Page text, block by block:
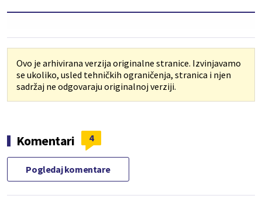
Ovo je arhivirana verzija originalne stranice. Izvinjavamo
se ukoliko, usled tehničkih ograničenja, stranica i njen
sadržaj ne odgovaraju originalnoj verziji.
Komentari 4
Pogledaj komentare